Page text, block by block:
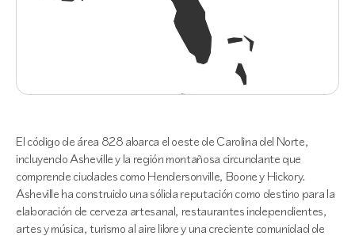
El código de área 828 abarca el oeste de Carolina del Norte,
incluyendo Asheville y la región montañosa circundante que
comprende ciudades como Hendersonville, Boone y Hickory.
Asheville ha construido una sólida reputación como destino para la
elaboración de cerveza artesanal, restaurantes independientes,
artes y música, turismo al aire libre y una creciente comunidad de